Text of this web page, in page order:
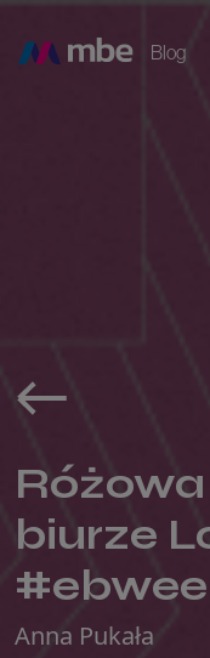
Blog
biurze
Anna Pukała